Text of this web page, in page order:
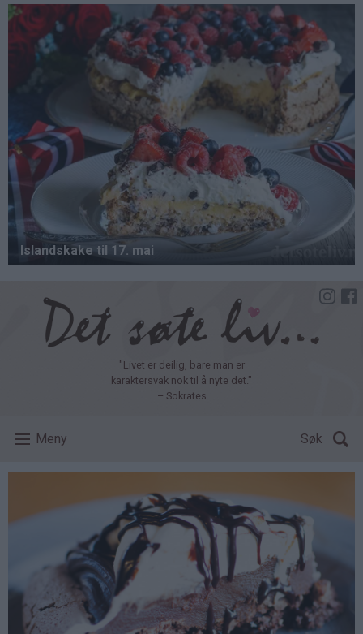
Hopp
hovedinnhold
"Livet er deilig, bare man er
karaktersvak nok til å nyte det."
– Sokrates
Meny Søk